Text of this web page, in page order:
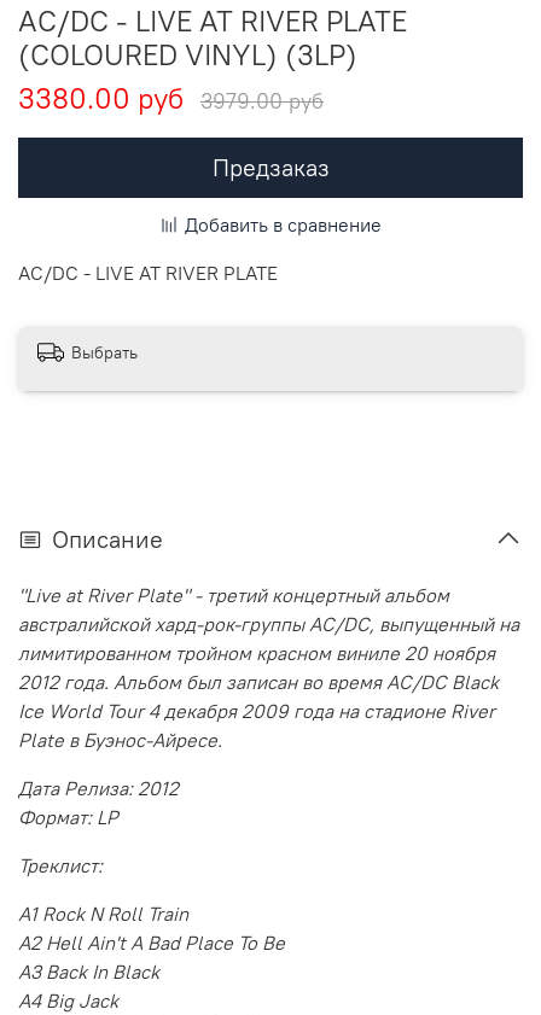
AC/DC - LIVE AT RIVER PLATE
(COLOURED VINYL) (3LP)
3380.00 руб
3979.00 руб
Предзаказ
Добавить в сравнение
AC/DC - LIVE AT RIVER PLATE
Выбрать
Описание
"Live at River Plate" - третий концертный альбом
австралийской хард-рок-группы AC/DC, выпущенный на
лимитированном тройном красном виниле 20 ноября
2012 года. Альбом был записан во время AC/DC Black
Ice World Tour 4 декабря 2009 года на стадионе River
Plate в Буэнос-Айресе.
Дата Релиза: 2012
Формат: LP
Треклист:
A1 Rock N Roll Train
A2 Hell Ain't A Bad Place To Be
A3 Back In Black
A4 Big Jack